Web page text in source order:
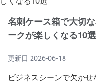
名刺ケース箱で大切
ークが楽しくなる10選
更新日 2026-06-18
ビジネスシーンで欠か